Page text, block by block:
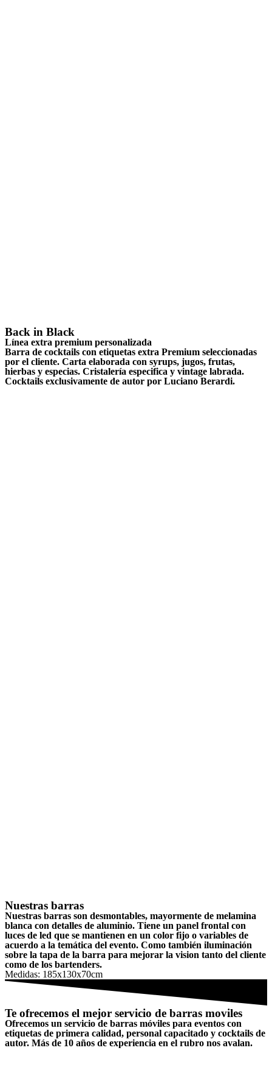
Back in Black
Línea extra premium personalizada
Barra de cocktails con etiquetas extra Premium seleccionadas
por el cliente. Carta elaborada con syrups, jugos, frutas,
hierbas y especias. Cristalería especifica y vintage labrada.
Cocktails exclusivamente de autor por Luciano Berardi.
Nuestras barras
Nuestras barras son desmontables, mayormente de melamina
blanca con detalles de aluminio. Tiene un panel frontal con
luces de led que se mantienen en un color fijo o variables de
acuerdo a la temática del evento. Como también iluminación
sobre la tapa de la barra para mejorar la vision tanto del cliente
como de los bartenders.
Medidas: 185x130x70cm
Te ofrecemos el mejor servicio de barras moviles
Ofrecemos un servicio de barras móviles para eventos con
etiquetas de primera calidad, personal capacitado y cocktails de
autor. Más de 10 años de experiencia en el rubro nos avalan.